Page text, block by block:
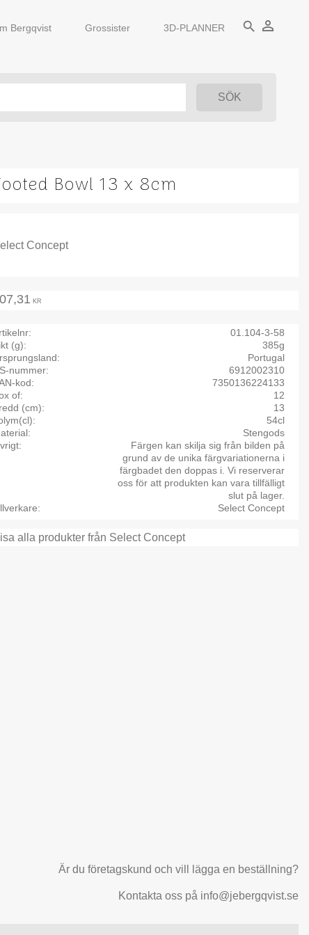
Bergqvist Grossister 3D-PLANNER search person_outline
Bowl 13 x 8cm
Concept
KR
01.104-3-58
(g)
385g
Portugal
nummer
6912002310
kod
7350136224133
of
12
(cm)
13
54cl
Stengods
Färgen kan skilja sig från bilden på
grund av de unika färgvariationerna i
färgbadet den doppas i. Vi reserverar
oss för att produkten kan vara tillfälligt
slut på lager.
Select Concept
alla produkter från Select Concept
Är du företagskund och vill lägga en beställning?
Kontakta oss på info@jebergqvist.se